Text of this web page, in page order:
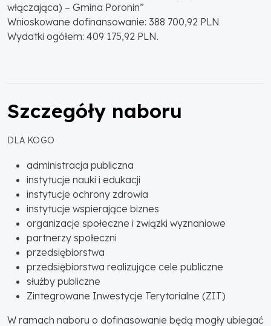
włączająca) – Gmina Poronin”
Wnioskowane dofinansowanie: 388 700,92 PLN
Wydatki ogółem: 409 175,92 PLN.
Szczegóły naboru
DLA KOGO
administracja publiczna
instytucje nauki i edukacji
instytucje ochrony zdrowia
instytucje wspierające biznes
organizacje społeczne i związki wyznaniowe
partnerzy społeczni
przedsiębiorstwa
przedsiębiorstwa realizujące cele publiczne
służby publiczne
Zintegrowane Inwestycje Terytorialne (ZIT)
W ramach naboru o dofinasowanie będą mogły ubiegać